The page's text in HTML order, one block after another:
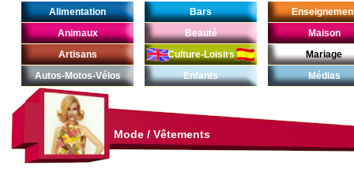
Alimentation
Animaux
Artisans
Autos-Motos-Vélos
Bars
Beauté
Culture-Loisirs
Enfants
Maison
Mariage
Médias
Mode / Vêtements